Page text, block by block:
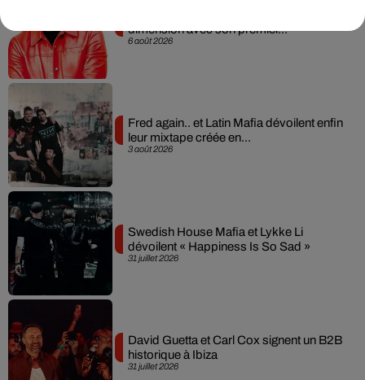
6 août 2026
dimension avec son premier...
3 août 2026
Fred again.. et Latin Mafia dévoilent enfin
leur mixtape créée en...
31 juillet 2026
Swedish House Mafia et Lykke Li
dévoilent « Happiness Is So Sad »
31 juillet 2026
David Guetta et Carl Cox signent un B2B
historique à Ibiza